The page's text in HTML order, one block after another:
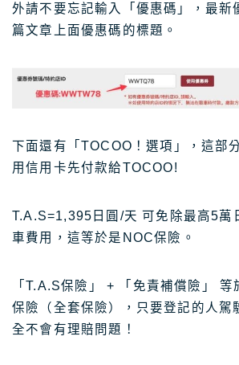
外請不要忘記輸入「優惠碼」，最新
篇文章上面優惠碼的標題。
下面還有「TOCOO！選項」，這部
用信用卡先付款給TOCOO!
T.A.S=1,395日圓/天 可免除最高5萬
車費用，這等於是NOC保險。
「T.A.S保險」 + 「免責補償險」 等
保險（全套保險），只要登記的人駕
全不會有理賠問題！